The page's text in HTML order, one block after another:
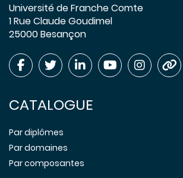
Université de Franche Comte
1 Rue Claude Goudimel
25000 Besançon
CATALOGUE
Par diplômes
Par domaines
Par composantes